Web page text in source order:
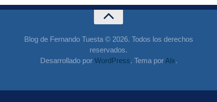
Blog de Fernando Tuesta © 2026. Todos los derechos
reservados.
Desarrollado por WordPress. Tema porAlx.